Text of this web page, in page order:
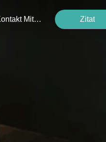
Kontakt Mit Uns Zitat